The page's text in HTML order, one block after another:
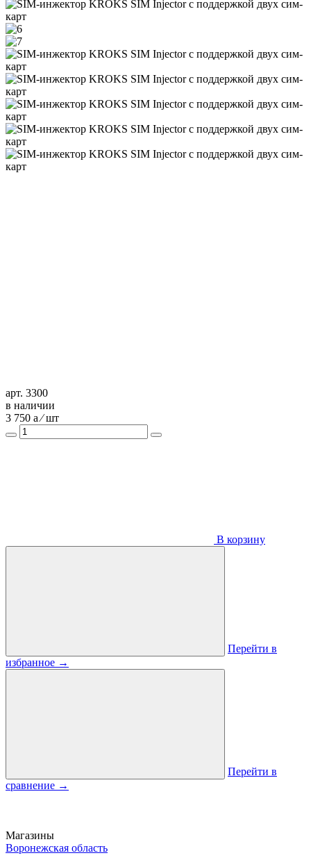
арт. 3300
в наличии
3 750 a ⁄ шт
В корзину
Перейти в
избранное →
Перейти в
сравнение →
Магазины
Воронежская область